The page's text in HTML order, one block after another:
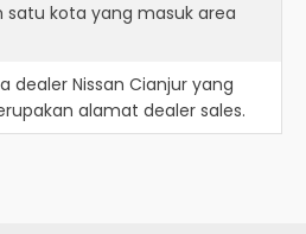
satu kota yang masuk area
dealer Nissan Cianjur yang
alamat dealer sales.